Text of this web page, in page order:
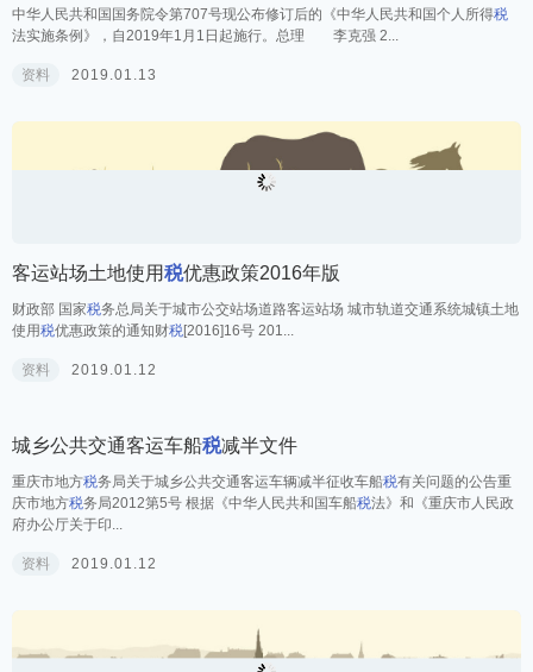
中华人民共和国国务院令第707号现公布修订后的《中华人民共和国个人所得
法实施条例》，自2019年1月1日起施行。总理 李克强 2...
财政部 国家 税
务总局关于城市公交站场道路客运站场 城市轨道交通系统城镇土地
使用税优惠政策的通知财税[2016]16号 201...
资料 2019.01.12